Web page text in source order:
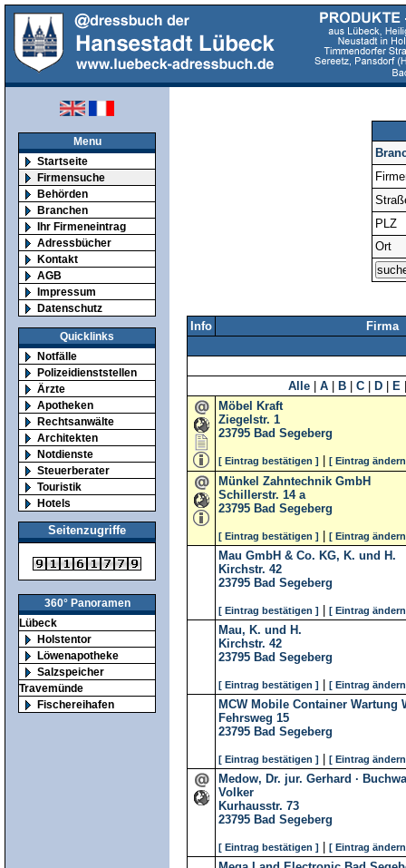
Menu
Startseite
Firmensuche
Behörden
Branchen
Ihr Firmeneintrag
Adressbücher
Kontakt
AGB
Impressum
Datenschutz
Quicklinks
Notfälle
Polizeidienststellen
Ärzte
Apotheken
Rechtsanwälte
Architekten
Notdienste
Steuerberater
Touristik
Hotels
Seitenzugriffe
360° Panoramen
Lübeck
Holstentor
Löwenapotheke
Salzspeicher
Travemünde
Fischereihafen
PLZ
Ort
Info Firma
Alle A B C D E
Möbel Kraft
Ziegelstr. 1
23795 Bad Segeberg
[ Eintrag bestätigen ] [ Eintrag
Münkel Zahntechnik GmbH
Schillerstr. 14 a
23795 Bad Segeberg
[ Eintrag bestätigen ] [ Eintrag
Mau GmbH & Co. KG, K. und H.
Kirchstr. 42
23795 Bad Segeberg
[ Eintrag bestätigen ] [ Eintrag
Mau, K. und H.
Kirchstr. 42
23795 Bad Segeberg
[ Eintrag bestätigen ] [ Eintrag
MCW Mobile Container Wartung
Fehrsweg 15
23795 Bad Segeberg
[ Eintrag bestätigen ] [ Eintrag
Medow, Dr. jur. Gerhard ·
Volker
Kurhausstr. 73
23795 Bad Segeberg
[ Eintrag bestätigen ] [ Eintrag